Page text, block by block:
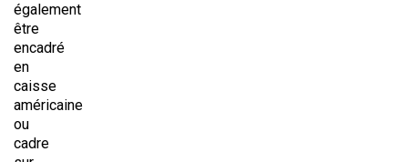
également
être
encadré
en
caisse
américaine
ou
cadre